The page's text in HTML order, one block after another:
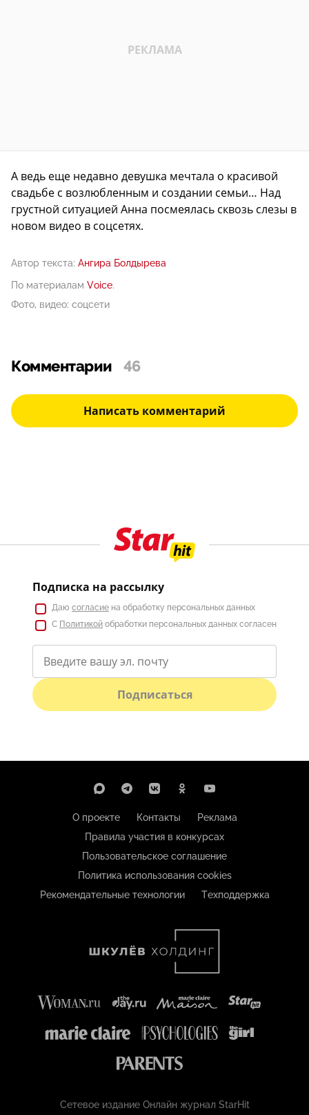
А ведь еще недавно девушка мечтала о красивой
свадьбе с возлюбленным и создании семьи… Над
грустной ситуацией Анна посмеялась сквозь слезы в
новом видео в соцсетях.
Автор текста: Ангира Болдырева
По материалам Voice.
Фото, видео: соцсети
Комментарии 46
Написать комментарий
Подписка на рассылку
Даю согласие на обработку персональных данных
С Политикой обработки персональных данных согласен
Подписаться
О проекте Контакты
Реклама
Правила участия в конкурсах
Пользовательское соглашение
Политика использования cookies
Рекомендательные технологии
Техподдержка
Сетевое издание Онлайн журнал StarHit